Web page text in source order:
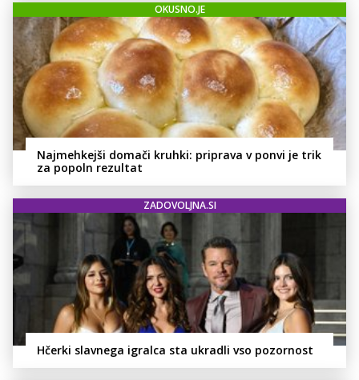
OKUSNO.JE
Najmehkejši domači kruhki: priprava v ponvi je trik
za popoln rezultat
ZADOVOLJNA.SI
Hčerki slavnega igralca sta ukradli vso pozornost